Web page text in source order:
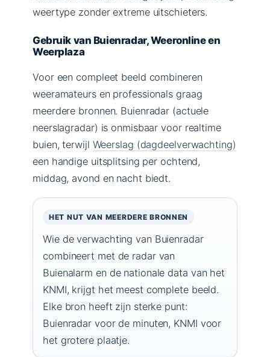
weertype zonder extreme uitschieters.
Gebruik van Buienradar, Weeronline en
Weerplaza
Voor een compleet beeld combineren
weeramateurs en professionals graag
meerdere bronnen. Buienradar (actuele
neerslagradar) is onmisbaar voor realtime
buien, terwijl Weerslag (dagdeelverwachting)
een handige uitsplitsing per ochtend,
middag, avond en nacht biedt.
HET NUT VAN MEERDERE BRONNEN
Wie de verwachting van Buienradar
combineert met de radar van
Buienalarm en de nationale data van het
KNMI, krijgt het meest complete beeld.
Elke bron heeft zijn sterke punt:
Buienradar voor de minuten, KNMI voor
het grotere plaatje.